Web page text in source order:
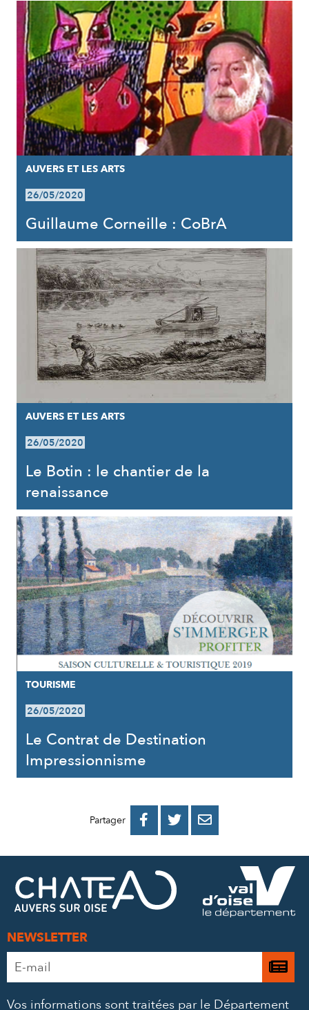
AUVERS ET LES ARTS
26/05/2020
Guillaume Corneille : CoBrA
AUVERS ET LES ARTS
26/05/2020
Le Botin : le chantier de la
renaissance
TOURISME
26/05/2020
Le Contrat de Destination
Impressionnisme
Partager 
PARTAGER
FACEBOOK
PARTAGER
PARTAGER
MAIL
NEWSLETTER
Adresse
e-
Je
Vos informations sont traitées par le Département